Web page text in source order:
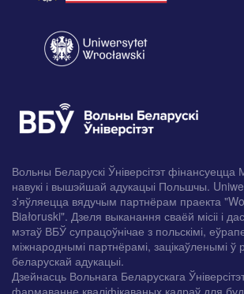
Вольны Беларускі Ўніверсітэт фінансуецца
навукі і вышэйшай адукацыі Польшчы.
з'яўляецца вядучым партнёрам праекта
Białoruski". Дзеля выканання сваёй місіі і
мэтаў ВБЎ супрацоўнічае з польскімі,
міжнароднымі партнёрамі, зацікаўленымі ў
беларускай адукацыі.
Дзейнасць Вольнага Беларускага